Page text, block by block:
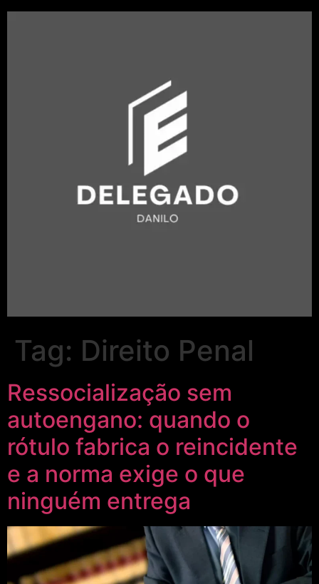
Tag: Direito Penal
Ressocialização sem
autoengano: quando o
rótulo fabrica o reincidente
e a norma exige o que
ninguém entrega